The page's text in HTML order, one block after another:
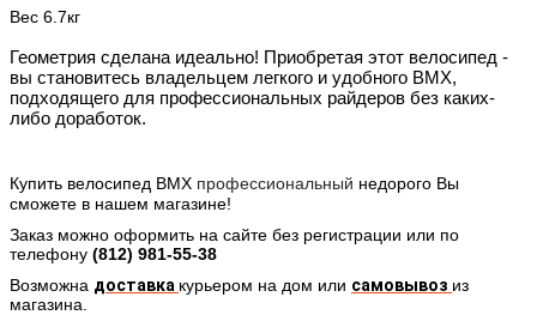
Вес 6.7кг
Геометрия сделана идеально! Приобретая этот велосипед -
вы становитесь владельцем легкого и удобного BMX,
подходящего для профессиональных райдеров без каких-
либо доработок.
Купить велосипед BMX профессиональный недорого Вы
сможете в нашем магазине!
Заказ можно оформить на сайте без регистрации или по
телефону (812) 981-55-38
Возможна доставка курьером на дом или самовывоз из
магазина.